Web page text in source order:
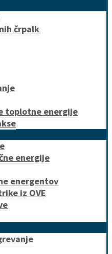
črpalk
toplotne energije
energije
energentov
iz OVE